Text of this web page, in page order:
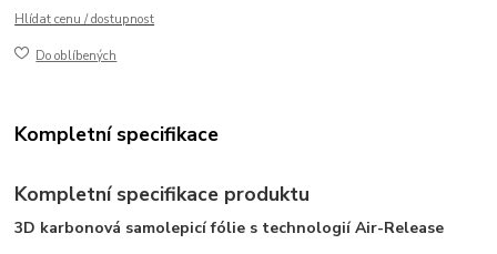
Hlídat cenu / dostupnost
Do oblíbených
Kompletní specifikace
Kompletní specifikace produktu
3D karbonová samolepicí fólie s technologií Air-Release